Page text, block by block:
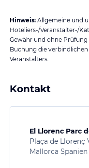
Hinweis: Allgemeine und
Hoteliers-/Veranstalter-/
Gewähr und ohne
Buchung die verbindlichen
Veranstalters.
Kontakt
El Llorenc Parc
Plaça de Llorenç
Mallorca Spanien